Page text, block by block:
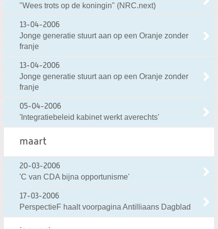
"Wees trots op de koningin" (NRC.next)
13-04-2006
Jonge generatie stuurt aan op een Oranje zonder
franje
13-04-2006
Jonge generatie stuurt aan op een Oranje zonder
franje
05-04-2006
'Integratiebeleid kabinet werkt averechts'
maart
20-03-2006
'C van CDA bijna opportunisme'
17-03-2006
PerspectieF haalt voorpagina Antilliaans Dagblad